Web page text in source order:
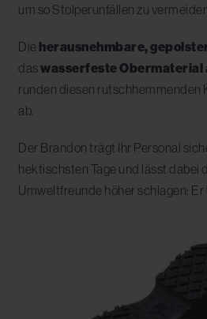
um so Stolperunfällen zu
Die herausnehmbare,
daswasserfeste Obermaterial
runden diesen rutschhemmenden
ab.
Der Brandon trägt Ihr Personal
hektischsten Tage und lässt dabei
Umweltfreunde höher schlagen: Er